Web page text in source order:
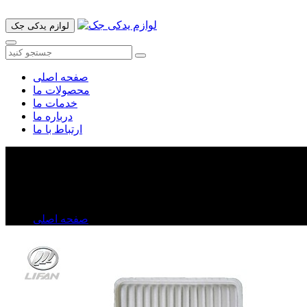
لوازم یدکی جک
صفحه اصلی
محصولات ما
خدمات ما
درباره ما
ارتباط با ما
صفحه اصلی